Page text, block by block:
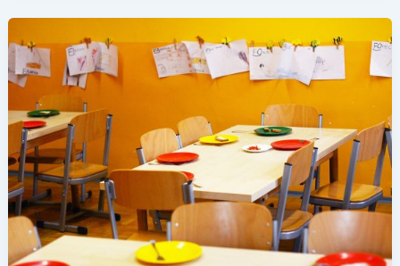
progetto
didattico
di
educazione
alimentare
inclusiva